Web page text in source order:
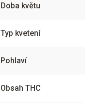
Doba květu
Typ kvetení
Pohlaví
Obsah THC